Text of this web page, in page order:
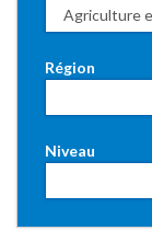
Région
Niveau